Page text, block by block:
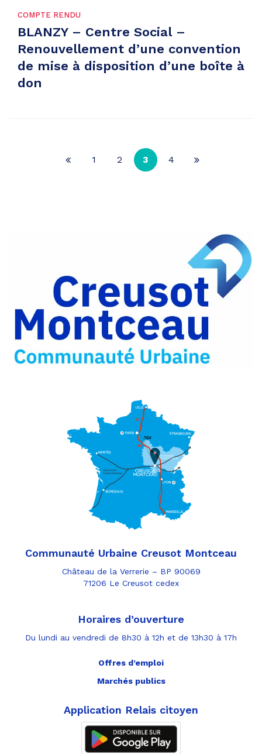
COMPTE RENDU
BLANZY – Centre Social –
Renouvellement d’une convention
de mise à disposition d’une boîte à
don
Page
1 2 3 4
Page
Communauté Urbaine Creusot Montceau
Château de la Verrerie – BP 90069
71206 Le Creusot cedex
Horaires d’ouverture
Du lundi au vendredi de 8h30 à 12h et de 13h30 à 17h
Offres d’emploi
Marchés publics
Application Relais citoyen